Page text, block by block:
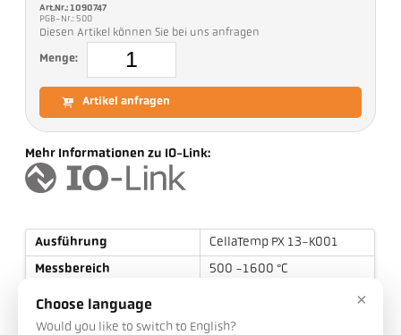
Art.Nr.: 1090747
PGB-Nr.: 500
Diesen Artikel können Sie bei uns anfragen
Menge:
Artikel anfragen
Mehr Informationen zu IO-Link:
Ausführung
CellaTemp PX 13-K001
Messbereich
500 -1600 °C
Fokusabstand
Form des Messfeldes
rund
×
Choose language
Would you like to switch to English?